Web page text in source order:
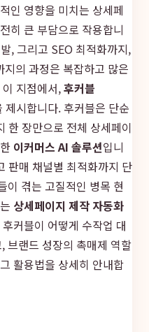
인 영향을 미치는 상세페
히 큰 부담으로 작용합니
, 그리고 SEO 최적화까지,
의 과정은 복잡하고 많은
지점에서,후커블
제시합니다. 후커블은 단순
한 장만으로 전체 상세페이
이커머스 AI 솔루션입니
판매 채널별 최적화까지 단
이 겪는 고질적인 병목 현
상세페이지 제작 자동화
커블이 어떻게 수작업 대
브랜드 성장의 촉매제 역할
활용법을 상세히 안내합